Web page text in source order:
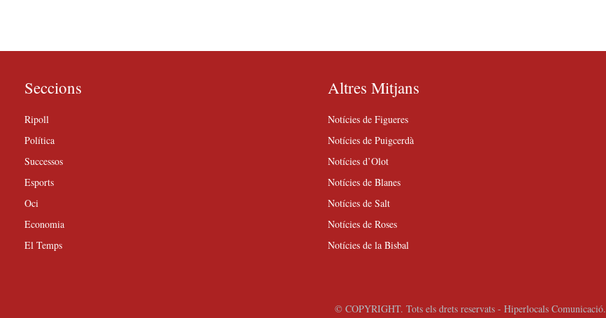
Seccions
Ripoll
Política
Successos
Esports
Oci
Economia
El Temps
Altres Mitjans
Notícies de Figueres
Notícies de Puigcerdà
Notícies d’Olot
Notícies de Blanes
Notícies de Salt
Notícies de Roses
Notícies de la Bisbal
© COPYRIGHT. Tots els drets reservats - Hiperlocals Comunicació.